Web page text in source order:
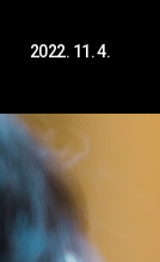
2022. 11. 4.
본
문